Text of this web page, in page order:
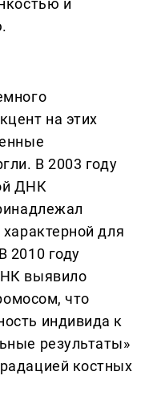
и
на этих
В 2003 году
ДНК
для
2010 году
выявило
что
индивида к
результаты»
костных